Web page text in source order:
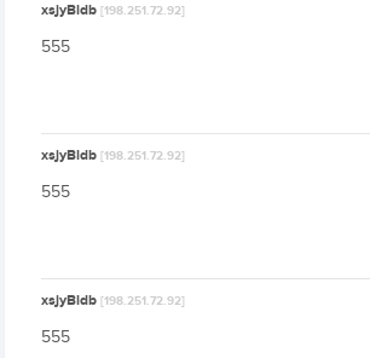
xsjyBldb[198.251.72.92]
555
xsjyBldb[198.251.72.92]
555
xsjyBldb[198.251.72.92]
555